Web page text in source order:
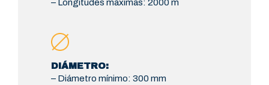
– Longitudes máximas: 2000 m
DIÁMETRO:
– Diámetro mínimo: 300 mm